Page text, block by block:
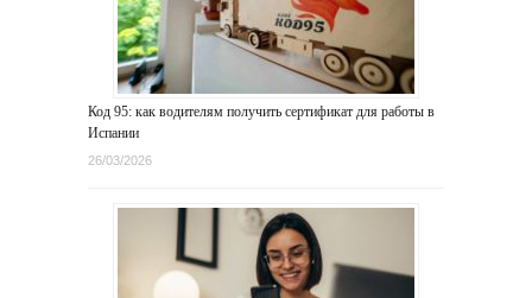
Код 95: как водителям получить сертификат для работы в
Испании
26/03/2026